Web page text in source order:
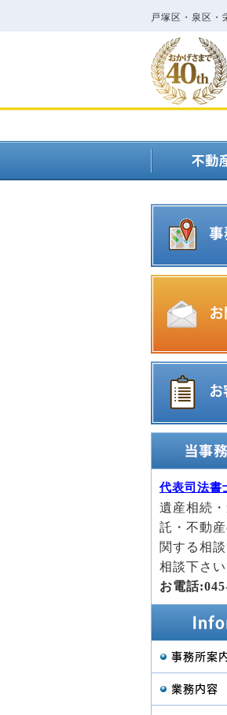
戸塚区・泉区・
代表司法書
遺産相続
託・不動
関する相
相談下さい
お電話
事務所案内
業務内容